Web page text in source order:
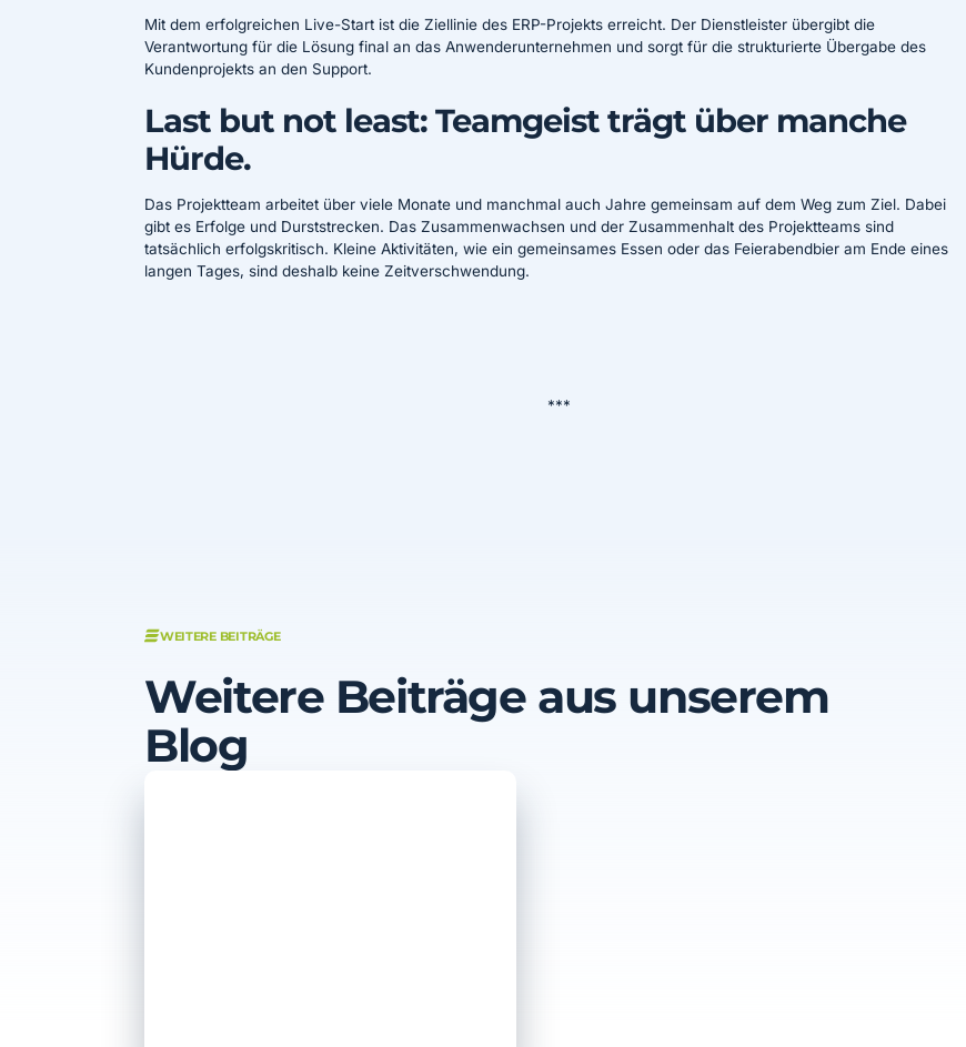
Mit dem erfolgreichen Live-Start ist die Ziellinie des ERP-Projekts erreicht. Der Dienstleister übergibt die
Verantwortung für die Lösung final an das Anwenderunternehmen und sorgt für die strukturierte Übergabe des
Kundenprojekts an den Support.
Last but not least: Teamgeist trägt über manche
Hürde.
Das Projektteam arbeitet über viele Monate und manchmal auch Jahre gemeinsam auf dem Weg zum Ziel. Dabei
gibt es Erfolge und Durststrecken. Das Zusammenwachsen und der Zusammenhalt des Projektteams sind
tatsächlich erfolgskritisch. Kleine Aktivitäten, wie ein gemeinsames Essen oder das Feierabendbier am Ende eines
langen Tages, sind deshalb keine Zeitverschwendung.
***
WEITERE BEITRÄGE
Weitere Beiträge aus unserem
Blog